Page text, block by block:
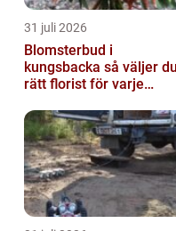
31 juli 2026
Blomsterbud i
kungsbacka så väljer du
rätt florist för varje